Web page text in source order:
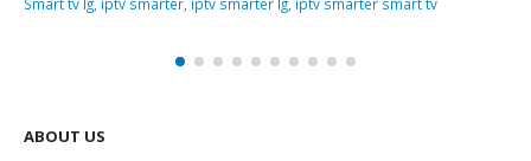
USEFUL LINKS
Privacy Policy
EXTRA
Contactez Nous